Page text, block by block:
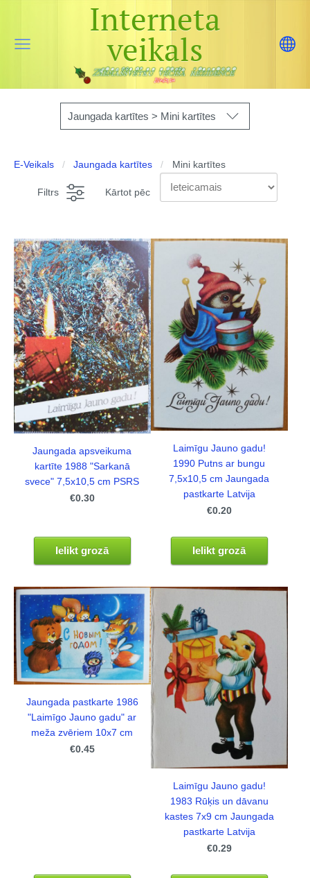
Interneta
veikals
Jaungada kartītes > Mini kartītes
E-Veikals Jaungada kartītes Mini kartītes
Filtrs Kārtot pēc
Jaungada apsveikuma
kartīte 1988 "Sarkanā
svece" 7,5x10,5 cm PSRS
€0.30
Ielikt grozā
Laimīgu Jauno gadu!
1990 Putns ar bungu
7,5x10,5 cm Jaungada
pastkarte Latvija
€0.20
Ielikt grozā
Jaungada pastkarte 1986
"Laimīgo Jauno gadu" ar
meža zvēriem 10x7 cm
€0.45
Laimīgu Jauno gadu!
1983 Rūķis un dāvanu
kastes 7x9 cm Jaungada
pastkarte Latvija
€0.29